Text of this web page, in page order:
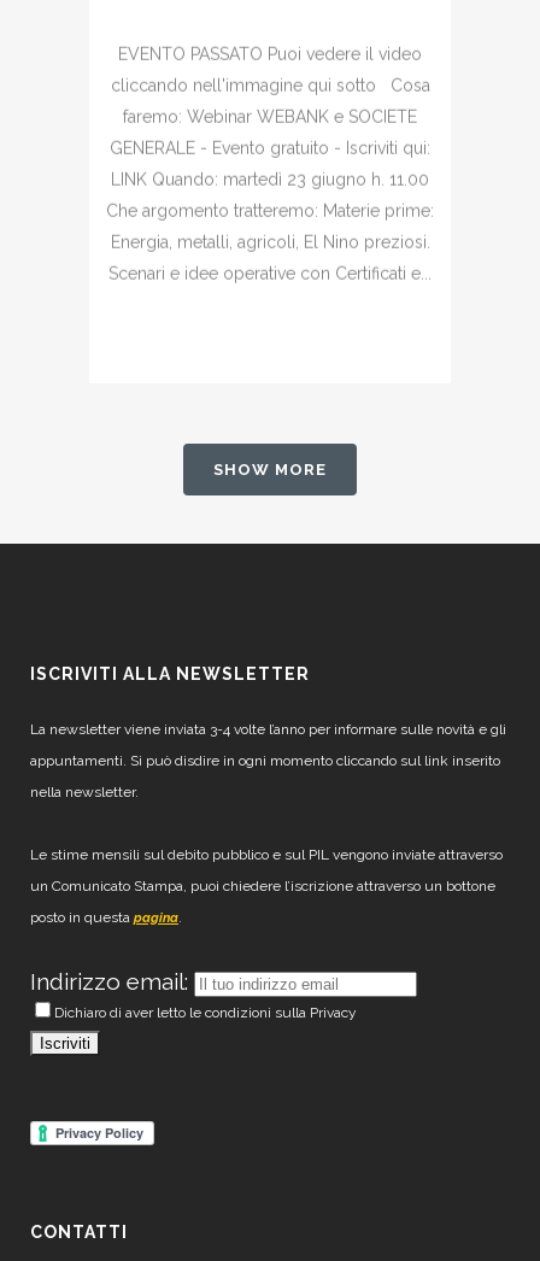
EVENTO PASSATO Puoi vedere il video
cliccando nell'immagine qui sotto Cosa
faremo: Webinar WEBANK e SOCIETE
GENERALE - Evento gratuito - Iscriviti qui:
LINK Quando: martedì 23 giugno h. 11.00
Che argomento tratteremo: Materie prime:
Energia, metalli, agricoli, El Nino preziosi.
Scenari e idee operative con Certificati e...
SHOW MORE
ISCRIVITI ALLA NEWSLETTER
La newsletter viene inviata 3-4 volte l’anno per informare sulle novità e gli
appuntamenti. Si può disdire in ogni momento cliccando sul link inserito
nella newsletter.
Le stime mensili sul debito pubblico e sul PIL vengono inviate attraverso
un Comunicato Stampa, puoi chiedere l’iscrizione attraverso un bottone
posto in questa pagina.
Indirizzo email:
Dichiaro di aver letto le condizioni sulla Privacy
CONTATTI